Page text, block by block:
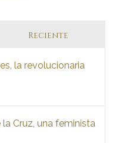
Reciente
la revolucionaria
la Cruz, una feminista